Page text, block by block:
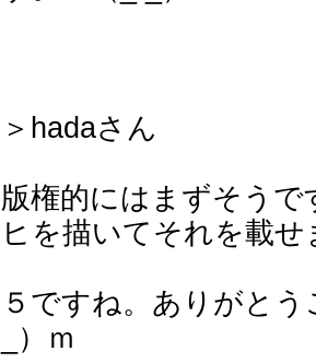
＞hadaさん
版権的にはまずそう
ヒを描いてそれを載
５ですね。ありがと
_）ｍ